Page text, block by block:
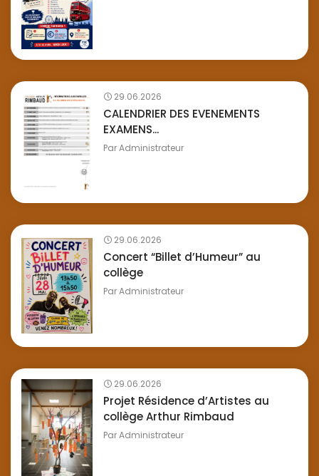
29.06.2026
CALENDRIER DES EVENEMENTS
EXAMENS...
ParAdministrateur
29.06.2026
Concert “Billet d’Humeur” au
collège
ParAdministrateur
29.06.2026
Projet Résidence d’Artistes au
collège Arthur Rimbaud
ParAdministrateur